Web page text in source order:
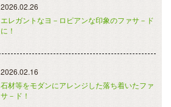
2026.02.26
エレガントなヨ－ロピアンな印象のファサ－ド
に！
2026.02.16
石材等をモダンにアレンジした落ち着いたファ
サ－ド！